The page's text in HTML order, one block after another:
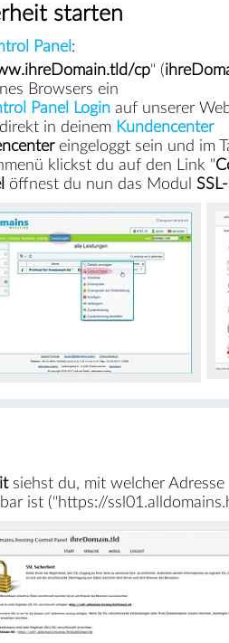
starten
Panel :
cp" (
Browsers ein
Panel Loginauf unserer
in deinem Kundencenter
eingeloggt sein und im
klickst du auf den Link "
öffnest du nun das Modul
siehst du, mit welcher
ist ("https://